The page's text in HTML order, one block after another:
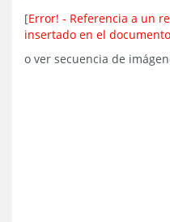
[Error! - Referencia a un
insertado en el
o ver secuencia de